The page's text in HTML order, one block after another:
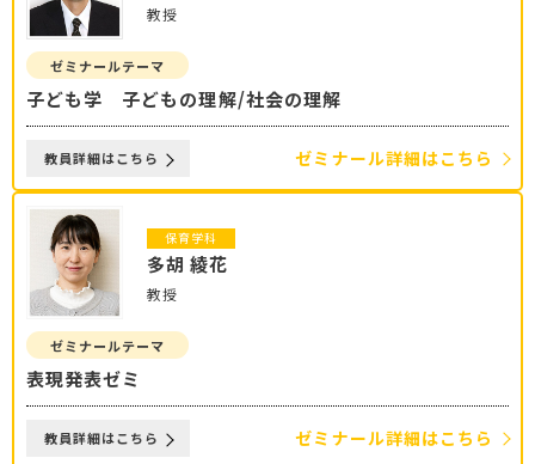
教授
ゼミナールテーマ
子ども学 子どもの理解/社会の理解
ゼミナール詳細はこちら
教員詳細はこちら
保育学科
多胡 綾花
教授
ゼミナールテーマ
表現発表ゼミ
ゼミナール詳細はこちら
教員詳細はこちら